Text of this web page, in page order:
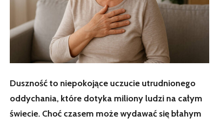
Duszność to niepokojące uczucie utrudnionego
oddychania, które dotyka miliony ludzi na całym
świecie. Choć czasem może wydawać się błahym